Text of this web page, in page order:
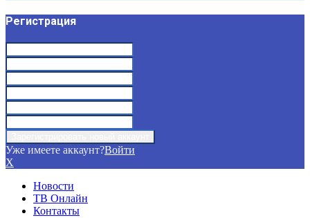
Регистрация
Уже имеете аккаунт?Войти
X
Новости
ТВ Онлайн
Контакты